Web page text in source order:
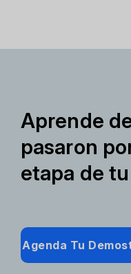
Aprende
pasaron
etapa de
Agenda Tu